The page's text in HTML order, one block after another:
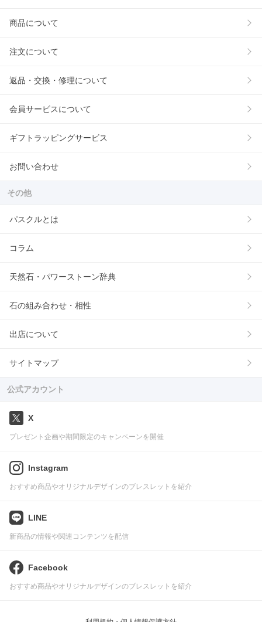
商品について
注文について
返品・交換・修理について
会員サービスについて
ギフトラッピングサービス
お問い合わせ
その他
パスクルとは
コラム
天然石・パワーストーン辞典
石の組み合わせ・相性
出店について
サイトマップ
公式アカウント
X
プレゼント企画や期間限定のキャンペーンを開催
Instagram
おすすめ商品やオリジナルデザインのブレスレットを紹介
LINE
新商品の情報や関連コンテンツを配信
Facebook
おすすめ商品やオリジナルデザインのブレスレットを紹介